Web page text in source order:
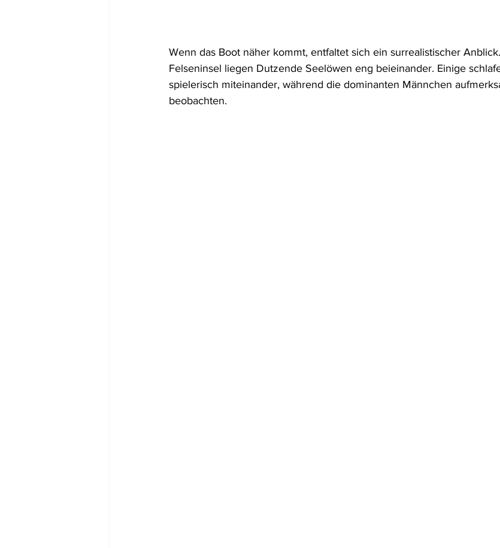
Wenn das Boot näher kommt, entfaltet sich ein surrealistischer
Felseninsel liegen Dutzende Seelöwen eng beieinander. Einige
spielerisch miteinander, während die dominanten Männchen
beobachten.